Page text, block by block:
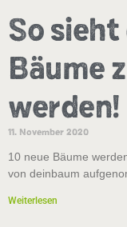
So
Bäume
werden!
11. November 2020
10 neue Bäume
von deinbaum
Weiterlesen